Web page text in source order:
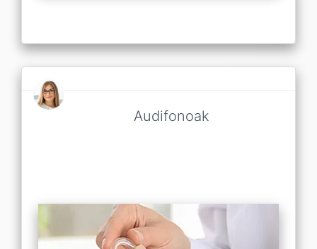
Audifonoak